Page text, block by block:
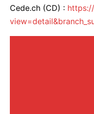
Cede.ch (CD) :